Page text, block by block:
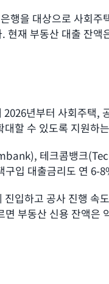
행을 대상으로 사회
현재 부동산 대출 잔
년부터 사회주택
할 수 있도록 지원하
테크콤뱅크
입 대출금리도 연 6-
입하고 공사 진행
부동산 신용 잔액